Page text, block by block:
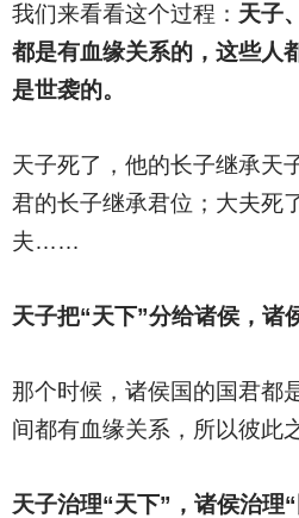
我们来看看这个过程： 天子
都是有血缘关系的，这些人
是世袭的。
天子死了，他的长子继承天
君的长子继承君位；大夫死
夫……
天子把“天下”分给诸侯，诸
那个时候，诸侯国的国君都
间都有血缘关系，所以彼此
天子治理“天下”，诸侯治理